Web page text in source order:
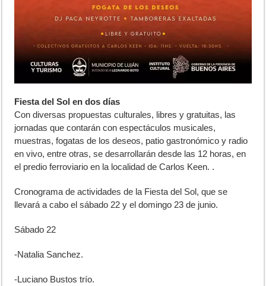
Fiesta del Sol en dos días
Con diversas propuestas culturales, libres y gratuitas, las
jornadas que contarán con espectáculos musicales,
muestras, fogatas de los deseos, patio gastronómico y radio
en vivo, entre otras, se desarrollarán desde las 12 horas, en
el predio ferroviario en la localidad de Carlos Keen. .
Cronograma de actividades de la Fiesta del Sol, que se
llevará a cabo el sábado 22 y el domingo 23 de junio.
Sábado 22
-Natalia Sanchez.
-Luciano Bustos trío.